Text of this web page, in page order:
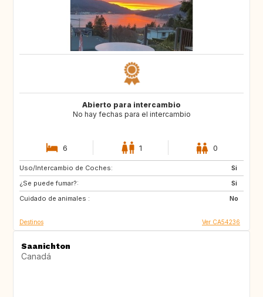
Abierto para intercambio
No hay fechas para el intercambio
6 1 0
Uso/Intercambio de Coches:
Si
¿Se puede fumar?:
Si
Cuidado de animales :
No
PT
Destinos Ver CA54236
Saanichton
Canadá